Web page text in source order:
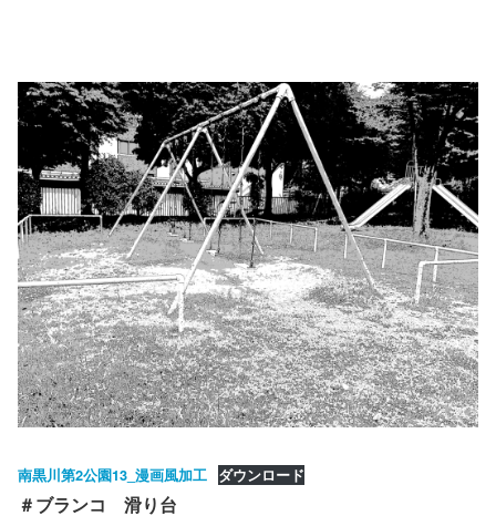
南黒川第2公園13_漫画風加工 ダウンロード
＃ブランコ 滑り台